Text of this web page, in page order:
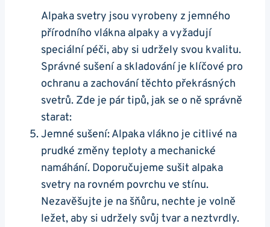
Alpaka svetry jsou vyrobeny z jemného
přírodního vlákna alpaky a vyžadují⁣
speciální péči, aby ⁤si ⁣udržely svou kvalitu.
Správné sušení a skladování je klíčové pro
ochranu ⁣a zachování těchto‍ překrásných
svetrů. Zde je pár tipů, jak se o ně správně
starat:
Jemné sušení: Alpaka vlákno ‍je citlivé⁢ na
prudké změny teploty a mechanické
namáhání. Doporučujeme sušit alpaka
svetry na rovném povrchu ve stínu.
Nezavěšujte je na šňůru, nechte je‍ volně
ležet, aby ⁤si udržely svůj tvar a neztvrdly.